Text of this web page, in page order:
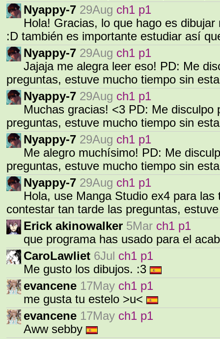
Nyappy-7 29Aug ch1 p1
Hola! Gracias, lo que hago es
:D también es importante estudiar así
Nyappy-7 29Aug ch1 p1
Jajaja me alegra leer eso! PD: Me
preguntas, estuve mucho tiempo sin
Nyappy-7 29Aug ch1 p1
Muchas gracias! <3 PD: Me disculpo
preguntas, estuve mucho tiempo sin
Nyappy-7 29Aug ch1 p1
Me alegro muchísimo! PD: Me
preguntas, estuve mucho tiempo sin
Nyappy-7 29Aug ch1 p1
Hola, use Manga Studio ex4 para
contestar tan tarde las preguntas,
Erick akinowalker 5Mar ch1 p1
que programa has usado para el
CaroLawliet 6Jul ch1 p1
Me gusto los dibujos. :3
evancene 17May ch1 p1
me gusta tu estelo >u<
evancene 17May ch1 p1
Aww sebby